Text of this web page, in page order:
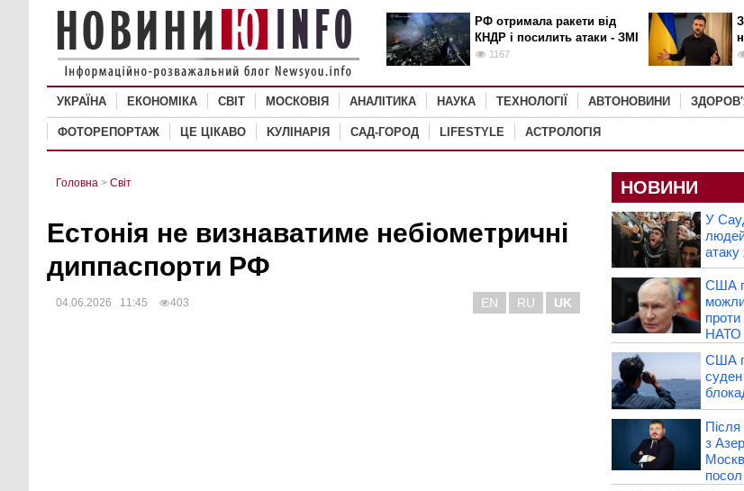
РФ отримала ракети від
КНДР і посилить атаки - ЗМІ
1167
УКРАЇНА ЕКОНОМІКА СВІТ MОСКОВІЯ АНАЛІТИКА НАУКА ТЕХНОЛОГІЇ АВТОНОВИНИ
ФОТОРЕПОРТАЖ ЦЕ ЦІКАВО KУЛІНАРІЯ САД-ГОРОД LIFESTYLE АСТРОЛОГІЯ
Головна > Світ
Естонія не визнаватиме небіометричні
диппаспорти РФ
04.06.2026 11:45 403 EN RU UK
НОВИНИ
У
атаку
США
проти
НАТО
США
суден
з
посол